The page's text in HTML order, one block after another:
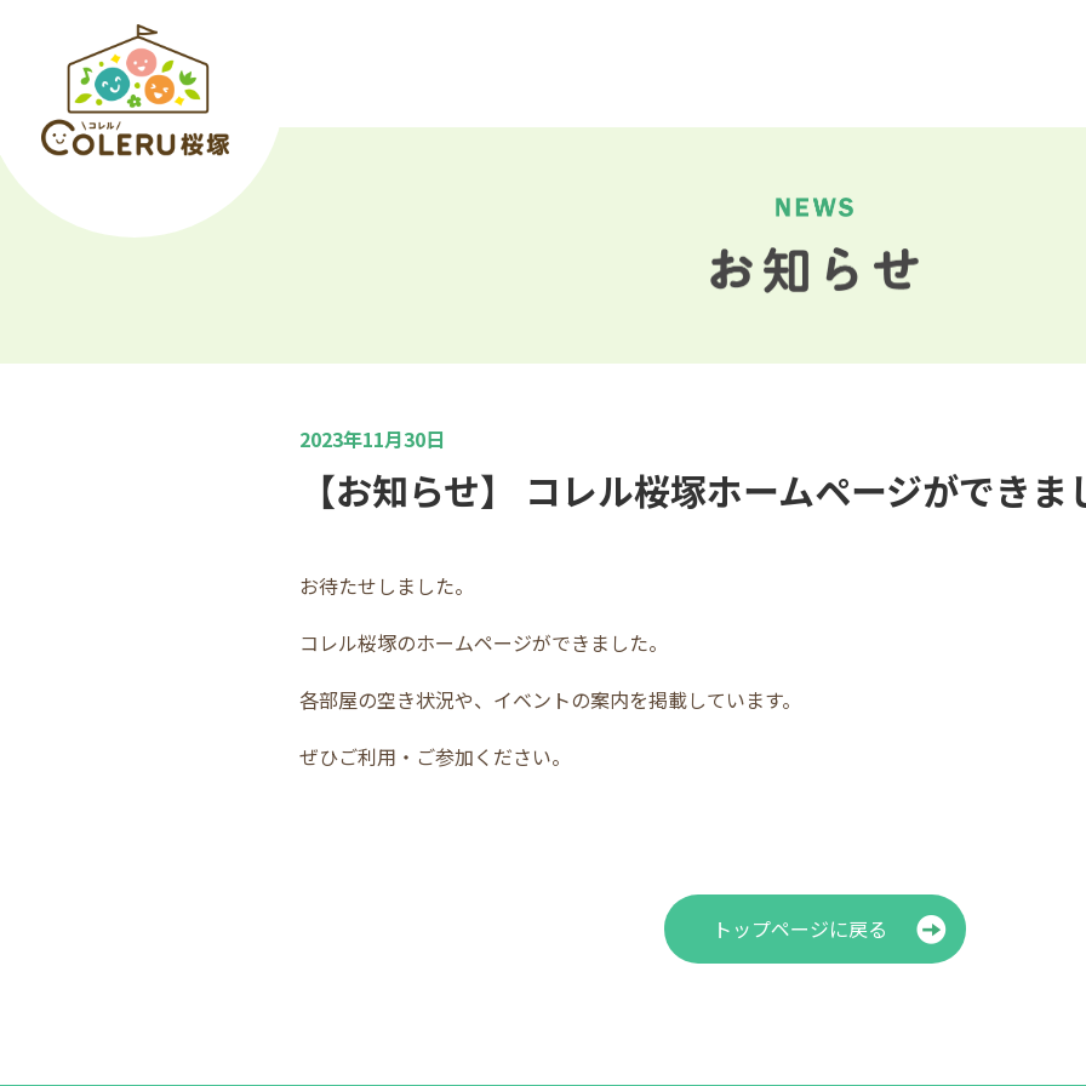
2023年11月30日
【お知らせ】 コレル桜塚ホームページができま
お待たせしました。
コレル桜塚のホームページができました。
各部屋の空き状況や、イベントの案内を掲載しています。
ぜひご利用・ご参加ください。
トップページに戻る